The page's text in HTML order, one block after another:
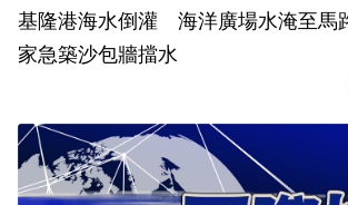
基隆港海水倒灌 海洋廣場水淹至馬
家急築沙包牆擋水